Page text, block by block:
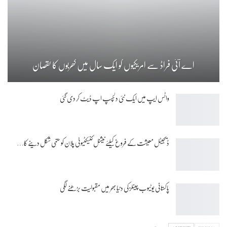
اے آئی فراڈ سے امریکیوں کو ایک سال میں کھربوں کا نقصان
واٹس ایپ میں ایک نئی دلچسپ اپ ڈیٹ کر دی گئی
ڈیجیٹل معیشت کے فروغ کیلئے نیشنل کنیکٹیوٹی پلان کو حتمی شکل دینے کا…
پاکستانی یوٹیوب چینلز کی دنیا بھر میں مقبولیت بڑھنے لگی